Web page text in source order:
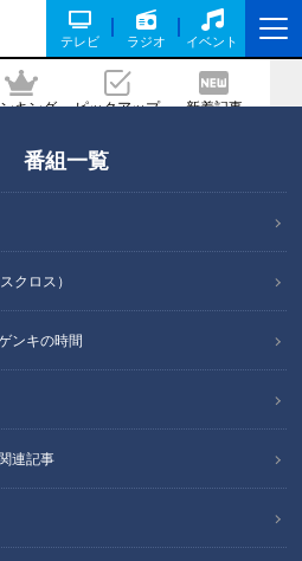
テレビ ラジオ イベント
キング ピックアップ 新着記事
番組一覧
クロス）
ンキの時間
連記事
老舗喫茶の逸品